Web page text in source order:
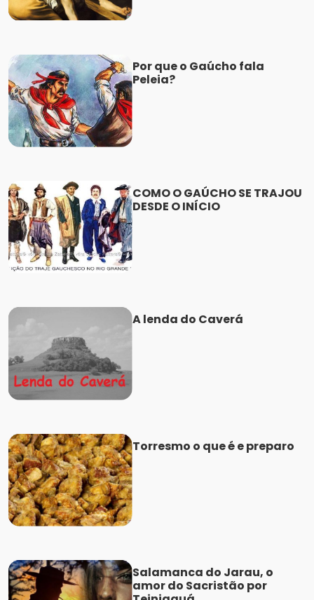
Por que o Gaúcho fala
Peleia?
COMO O GAÚCHO SE TRAJOU
DESDE O INÍCIO
A lenda do Caverá
Torresmo o que é e preparo
Salamanca do Jarau, o
amor do Sacristão por